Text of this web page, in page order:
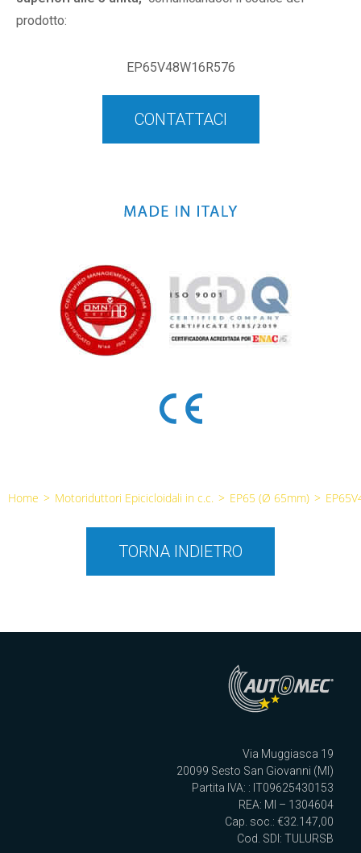
prodotto:
EP65V48W16R576
CONTATTACI
Home > Motoriduttori Epicicloidali in c.c. > EP65 (Ø 65mm) >
TORNA INDIETRO
Via Muggiasca 19
20099 Sesto San Giovanni (MI)
Partita IVA: : IT09625430153
REA: MI – 1304604
Cap. soc.: €32.147,00
Cod. SDI: TULURSB